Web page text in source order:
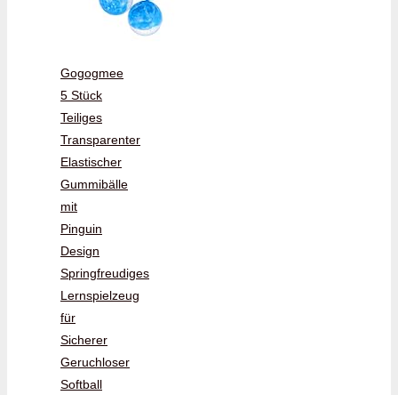
Gogogmee
5 Stück
Teiliges
Transparenter
Elastischer
Gummibälle
mit
Pinguin
Design
Springfreudiges
Lernspielzeug
für
Sicherer
Geruchloser
Softball